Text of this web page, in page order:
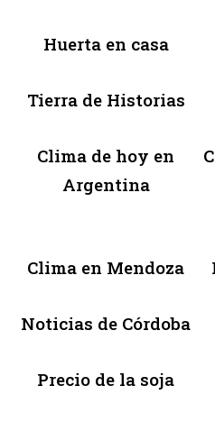
Huerta en casa
Tierra de Historias
Clima de hoy en
Argentina
Clima en Mendoza
Noticias de Córdoba
Precio de la soja